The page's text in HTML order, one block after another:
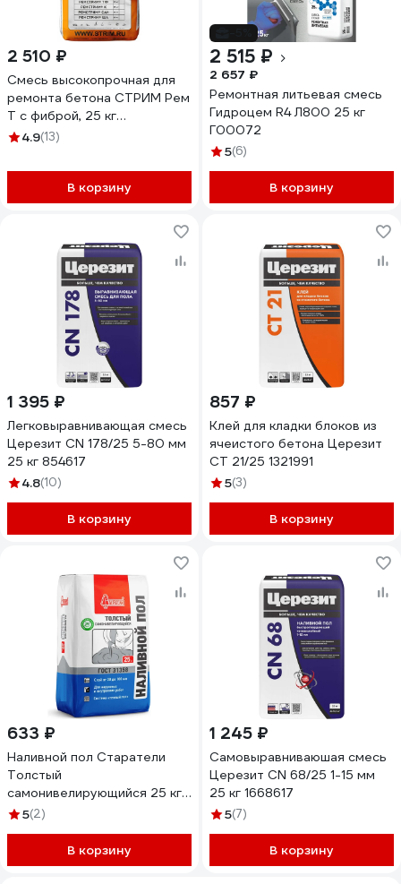
2 510 ₽
Смесь высокопрочная для
ремонта бетона СТРИМ Рем
Т с фиброй, 25 кг
БС-00001462
4.9(13)
В корзину
2 515 ₽
2 657 ₽
Ремонтная литьевая смесь
Гидроцем R4 Л800 25 кг
Г00072
5(6)
В корзину
1 395 ₽
Легковыравнивающая смесь
Церезит CN 178/25 5-80 мм
25 кг 854617
4.8(10)
В корзину
857 ₽
Клей для кладки блоков из
ячеистого бетона Церезит
CT 21/25 1321991
5(3)
В корзину
633 ₽
Наливной пол Старатели
Толстый
самонивелирующийся 25 кг
3277/665
5(2)
В корзину
1 245 ₽
Самовыравниваюшая смесь
Церезит CN 68/25 1-15 мм
25 кг 1668617
5(7)
В корзину